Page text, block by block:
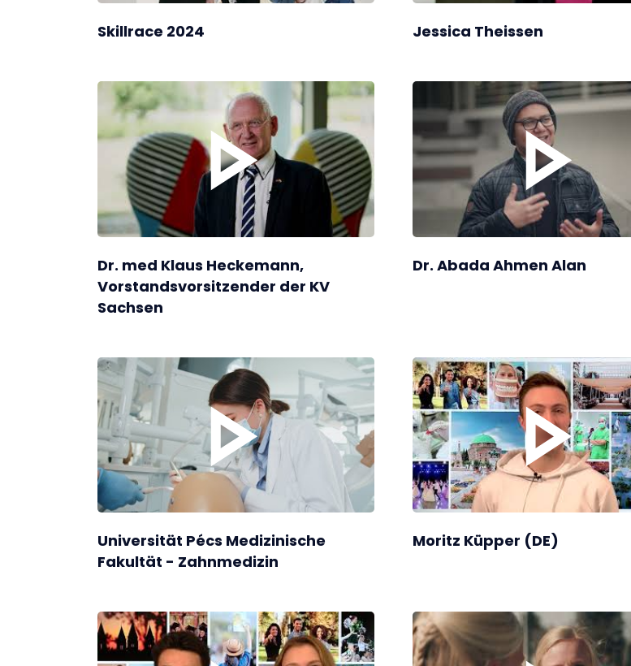
Skillrace 2024 Jessica Theissen
Dr. med Klaus Heckemann,
Vorstandsvorsitzender der KV
Sachsen
Dr. Abada Ahmen Alan
Universität Pécs Medizinische
Fakultät - Zahnmedizin
Moritz Küpper (DE)